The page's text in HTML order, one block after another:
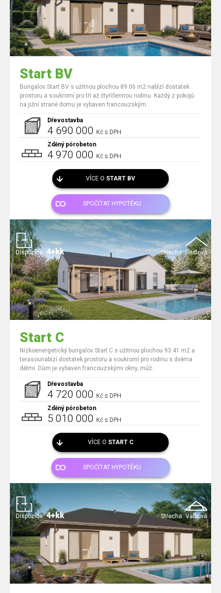
Start BV
Bungalov Start BV s užitnou plochou 89.06 m2 nabízí dostatek
prostoru a soukromí pro tří až čtyřčlennou rodinu. Každý z pokojů
na jižní straně domu je vybaven francouzským..
Dřevostavba
4 690 000 Kč s DPH
Zděný pórobeton
4 970 000 Kč s DPH
VÍCE O START BV
SPOČÍTAT HYPOTÉKU
Střecha: Sedlová
Dispozice: 4+kk
Start C
Nízkoenergetický bungalov Start C s užitnou plochou 93.41 m2 a
terasounabízí dostatek prostoru a soukromí pro rodinu s dvěma
dětmi. Dům je vybaven francouzskými okny, můž..
Dřevostavba
4 720 000 Kč s DPH
Zděný pórobeton
5 010 000 Kč s DPH
VÍCE O START C
SPOČÍTAT HYPOTÉKU
Střecha: Valbová
Dispozice: 4+kk